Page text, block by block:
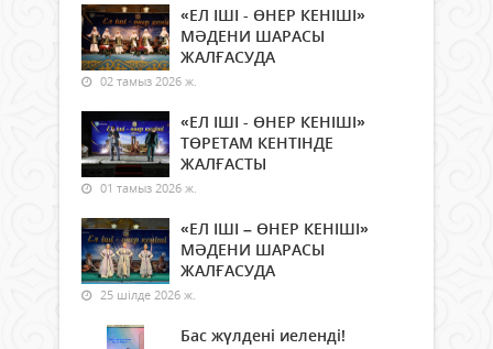
«ЕЛ ІШІ - ӨНЕР КЕНІШІ»
МӘДЕНИ ШАРАСЫ
ЖАЛҒАСУДА
02 тамыз 2026 ж.
«ЕЛ ІШІ - ӨНЕР КЕНІШІ»
ТӨРЕТАМ КЕНТІНДЕ
ЖАЛҒАСТЫ
01 тамыз 2026 ж.
«ЕЛ ІШІ – ӨНЕР КЕНІШІ»
МӘДЕНИ ШАРАСЫ
ЖАЛҒАСУДА
25 шілде 2026 ж.
Бас жүлдені иеленді!